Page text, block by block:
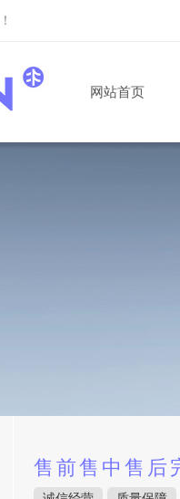
！
网站首页
售前售中售后